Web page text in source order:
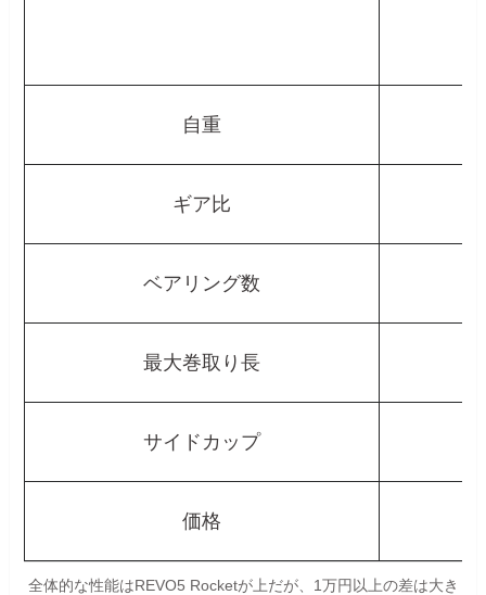
自重
ギア比
ベアリング数
最大巻取り長
サイドカップ
価格
全体的な性能はREVO5 Rocketが上だが、1万円以上の差は大き